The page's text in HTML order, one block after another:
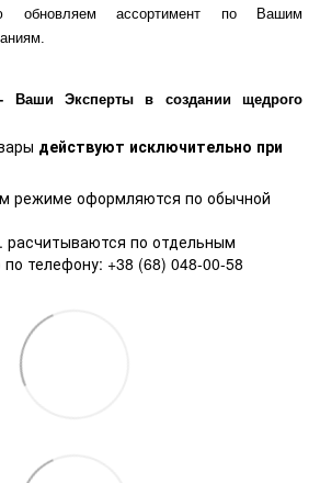
обновляем ассортимент по Вашим
Ваши Эксперты в создании щедрого
действуют исключительно при
режиме оформляются по обычной
расчитываются по отдельным
телефону: +38 (68) 048-00-58